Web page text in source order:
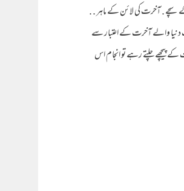
کے سچے . آخرت کی لائن کے ماہر . .
دنیا والے آخرت کے اعتبار سے
کے پیچھے چلتے رہے تو انجام اس